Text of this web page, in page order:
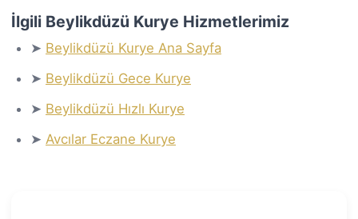
İlgili Beylikdüzü Kurye Hizmetlerimiz
➤ Beylikdüzü Kurye Ana Sayfa
➤ Beylikdüzü Gece Kurye
➤ Beylikdüzü Hızlı Kurye
➤ Avcılar Eczane Kurye